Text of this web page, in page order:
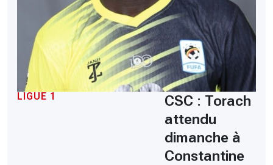
LIGUE 1
CSC : Torach
attendu
dimanche à
Constantine